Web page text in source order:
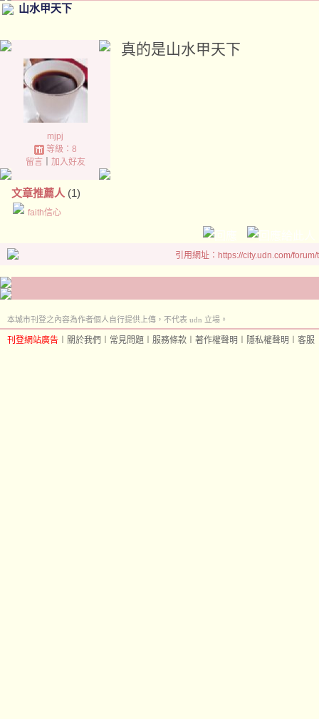
山水甲天下
mjpj
等級：8
留言｜ 加入好友
文章推薦人 (1)
faith信心
真的是山水甲天下
引用網址：https://city.udn.com/
本城市刊登之內容為作者個人自行提供上傳，不代表 udn 立場。
刊登網站廣告 關於我們 常見問題 服務條款 著作權聲明 隱私權聲明 客服